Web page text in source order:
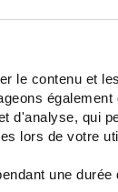
le contenu et
d'analyse, qui
lors de votre
une durée